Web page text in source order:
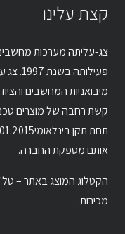
קצת עלינו
מיבואניות המחשבים
קשת רחבה של מוצרים
אותם מספקת החברה.
הקטלוג המוצג באתר –
מכירות.